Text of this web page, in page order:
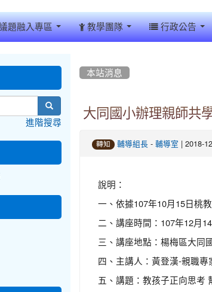
題融入專區 教學團隊 行政公告
本站消息
大同國小辦理親師共
轉知 輔導組長- 輔導室 | 2018-
說明：
一、依據107年10月15日桃
二、講座時間：107年12月
三、講座地點：楊梅區大同
四、主講人：黃登漢-親職專
五、講題：教孩子正向思考
search
進階搜尋